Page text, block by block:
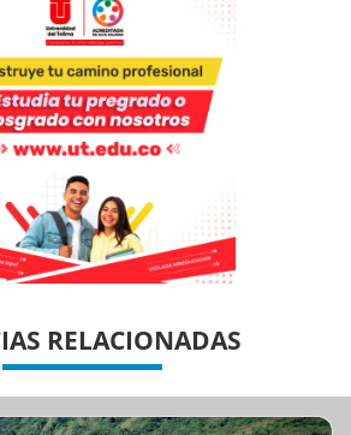
RELACIONADAS